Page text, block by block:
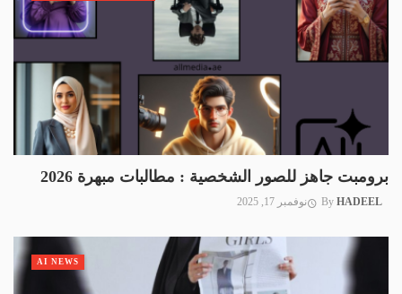
برومبت جاهز للصور الشخصية : مطالبات مبهرة 2026
By HADEEL نوفمبر 17, 2025
AI NEWS